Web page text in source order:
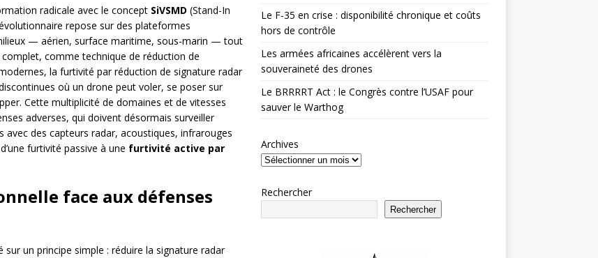
radicale avec le concept SiVSMD (Stand-In
repose sur des plateformes
— aérien, surface maritime, sous-marin — tout
complet, comme technique de réduction de
la furtivité par réduction de signature radar
où un drone peut voler, se poser sur
Cette multiplicité de domaines et de vitesses
adverses, qui doivent désormais surveiller
des capteurs radar, acoustiques, infrarouges
furtivité passive à une furtivité active par
face aux défenses
un principe simple : réduire la signature radar
Le F-35 en crise : disponibilité chronique et coûts
hors de contrôle
Les armées africaines accélèrent vers la
souveraineté des drones
Le BRRRRT Act : le Congrès contre l’USAF pour
sauver le Warthog
Archives
Rechercher
Rechercher